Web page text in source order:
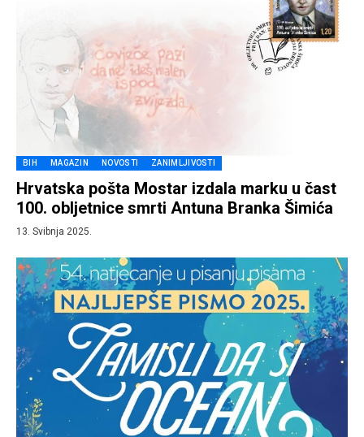
BIH MAGAZIN NOVOSTI ZANIMLJIVOSTI
Hrvatska pošta Mostar izdala marku u čast
100. obljetnice smrti Antuna Branka Šimića
13. Svibnja 2025.